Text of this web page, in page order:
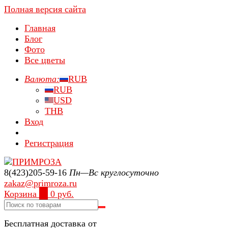
Полная версия сайта
Главная
Блог
Фото
Все цветы
Валюта:
RUB
RUB
USD
THB
Вход
Регистрация
8(423)205-59-16 Пн—Вс круглосуточно
zakaz@primroza.ru
Корзина
0 руб.
Бесплатная доставка от